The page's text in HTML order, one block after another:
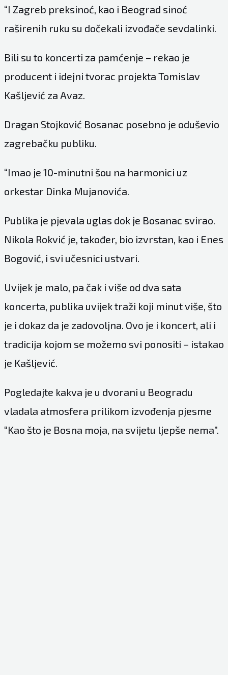
“I Zagreb preksinoć, kao i Beograd sinoć
raširenih ruku su dočekali izvođače sevdalinki.
Bili su to koncerti za pamćenje – rekao je
producent i idejni tvorac projekta Tomislav
Kašljević za Avaz.
Dragan Stojković Bosanac posebno je oduševio
zagrebačku publiku.
“Imao je 10-minutni šou na harmonici uz
orkestar Dinka Mujanovića.
Publika je pjevala uglas dok je Bosanac svirao.
Nikola Rokvić je, također, bio izvrstan, kao i Enes
Bogović, i svi učesnici ustvari.
Uvijek je malo, pa čak i više od dva sata
koncerta, publika uvijek traži koji minut više, što
je i dokaz da je zadovoljna. Ovo je i koncert, ali i
tradicija kojom se možemo svi ponositi – istakao
je Kašljević.
Pogledajte kakva je u dvorani u Beogradu
vladala atmosfera prilikom izvođenja pjesme
“Kao što je Bosna moja, na svijetu ljepše nema”.